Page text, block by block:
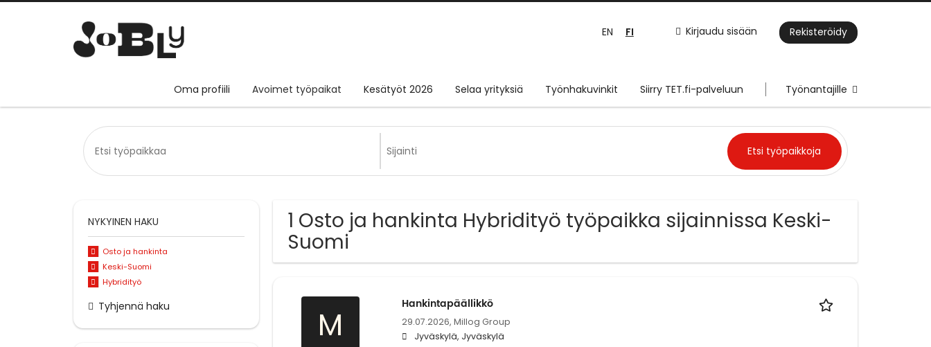
Kirjaudu sisään Rekisteröidy
EN FI
Oma profiili Avoimet työpaikat Kesätyöt 2026 Selaa yrityksiä Työnhakuvinkit Siirry TET.fi-palveluun Työnantajille
1 Osto ja hankinta Hybridityö työpaikka sijainnissa Keski-
Suomi
M
Hankintapäällikkö
29.07.2026, Millog Group
Jyväskylä, Jyväskylä
NYKYINEN HAKU
Osto ja hankinta
Keski-Suomi
Hybridityö
Tyhjennä haku